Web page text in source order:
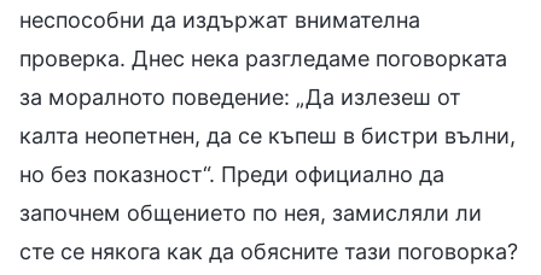
неспособни да издържат внимателна
проверка. Днес нека разгледаме поговорката
за моралното поведение: „Да излезеш от
калта неопетнен, да се къпеш в бистри вълни,
но без показност“. Преди официално да
започнем общението по нея, замисляли ли
сте се някога как да обясните тази поговорка?